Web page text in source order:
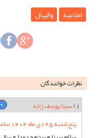
اطلاعیه والیبال
نظرات خوانندگان
1) سینا یوسف زاده
پنج‌شنبه 25 دی ماه 1404 ساعت 02:00